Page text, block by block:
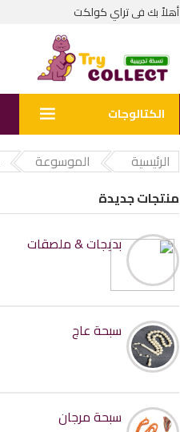
أهلاً بك فىتراي كولكت
الكتالوجات
الرئيسية الموسوعة
منتجات جديدة
بديجات & ملصقات
سبحة عاج
سبحة مرجان